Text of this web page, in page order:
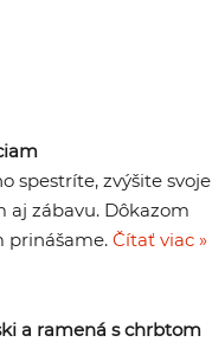
spestríte, zvýšite svoje
aj zábavu. Dôkazom
prinášame. Čítať viac »
a ramená s chrbtom